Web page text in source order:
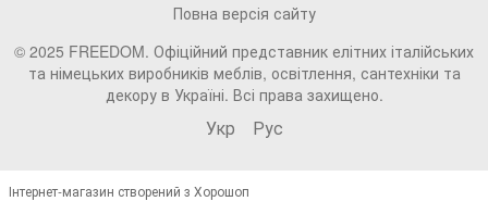
Повна версія сайту
© 2025 FREEDOM. Офіційний представник елітних італійських
та німецьких виробників меблів, освітлення, сантехніки та
декору в Україні. Всі права захищено.
Укр Рус
Інтернет-магазин створений з Хорошоп